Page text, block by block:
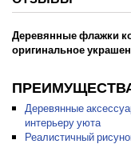
Деревянные флажки
оригинальное
Деревянные
интерьеру уюта
Реалистичный